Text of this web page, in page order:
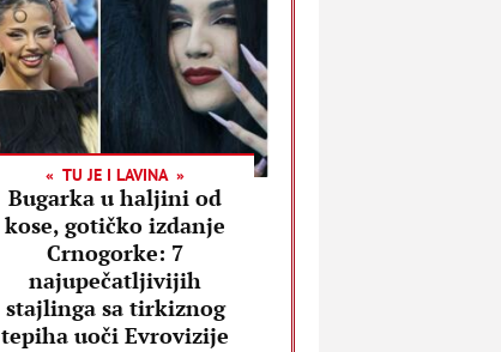
TU JE I LAVINA
Bugarka u haljini od
kose, gotičko izdanje
Crnogorke: 7
najupečatljivijih
stajlinga sa tirkiznog
tepiha uoči Evrovizije